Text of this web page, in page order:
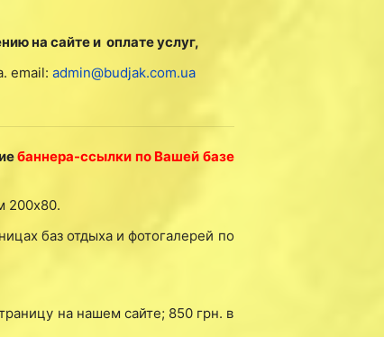
на сайте и оплате услуг,
email: admin@budjak.com.ua
баннера-ссылки по Вашей базе
200х80.
баз отдыха и фотогалерей по
на нашем сайте; 850 грн. в